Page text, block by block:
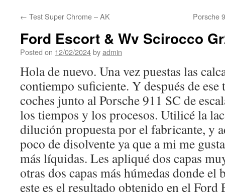
← Test Super Chrome – AK Porsche
Ford Escort & Wv Scirocco
Posted on 12/02/2024byadmin
Hola de nuevo. Una vez puestas las
contiempo suficiente. Y después de
coches junto al Porsche 911 SC de
los tiempos y los procesos. Utilicé la
dilución propuesta por el fabricante, y
poco de disolvente ya que a mi me
más líquidas. Les apliqué dos capas
otras dos capas más húmedas donde
este es el resultado obtenido en el Ford